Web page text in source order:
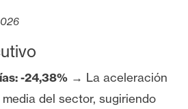
-24,38% → La aceleración
del sector, sugiriendo